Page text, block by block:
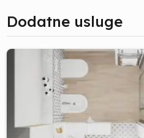
Dodatne usluge